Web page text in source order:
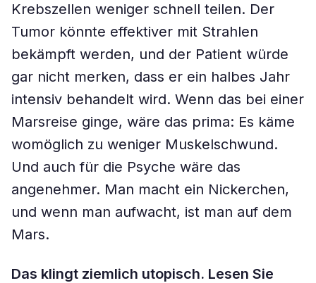
Krebszellen weniger schnell teilen. Der
Tumor könnte effektiver mit Strahlen
bekämpft werden, und der Patient würde
gar nicht merken, dass er ein halbes Jahr
intensiv behandelt wird. Wenn das bei einer
Marsreise ginge, wäre das prima: Es käme
womöglich zu weniger Muskelschwund.
Und auch für die Psyche wäre das
angenehmer. Man macht ein Nickerchen,
und wenn man aufwacht, ist man auf dem
Mars.
Das klingt ziemlich utopisch. Lesen Sie